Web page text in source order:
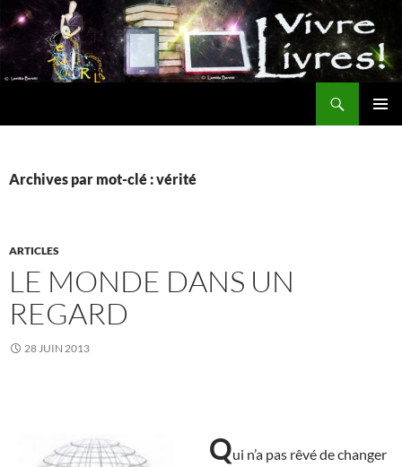
Aller
au
contenu
Archives par mot-clé : vérité
ARTICLES
LE MONDE DANS UN
REGARD
28 JUIN 2013
Qui n’a pas rêvé de changer